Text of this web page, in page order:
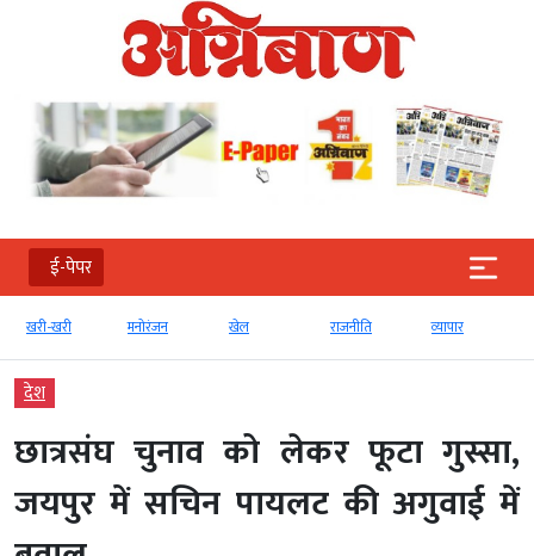
ई-पेपर
खरी-खरी मनोरंजन खेल राजनीति व्‍यापार
देश
छात्रसंघ चुनाव को लेकर फूटा गुस्सा,
जयपुर में सचिन पायलट की अगुवाई में